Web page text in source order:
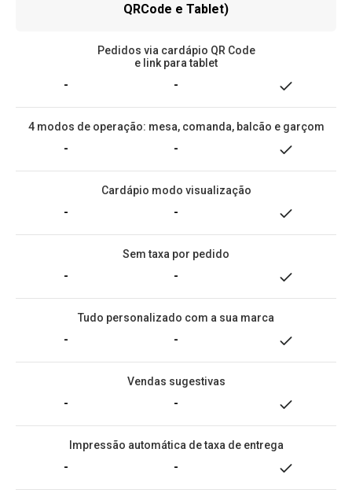
QRCode e Tablet)
Pedidos via cardápio QR Code
e link para tablet
-
-
4 modos de operação: mesa, comanda, balcão e garçom
-
-
Cardápio modo visualização
-
-
Sem taxa por pedido
-
-
Tudo personalizado com a sua marca
-
-
Vendas sugestivas
-
-
Impressão automática de taxa de entrega
-
-